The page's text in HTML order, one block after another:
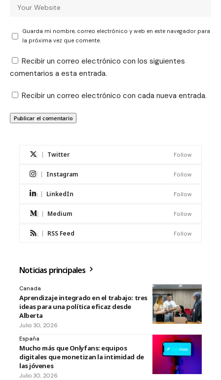
Guarda mi nombre, correo electrónico y web en este navegador para
la próxima vez que comente.
Recibir un correo electrónico con los siguientes
comentarios a esta entrada.
Recibir un correo electrónico con cada nueva entrada.
Twitter Follow
Instagram Follow
LinkedIn Follow
Medium Follow
RSS Feed Follow
Noticias principales
Canada
Aprendizaje integrado en el trabajo: tres
ideas para una política eficaz desde
Alberta
Julio 30, 2026
España
Mucho más que Onlyfans: equipos
digitales que monetizan la intimidad de
las jóvenes
Julio 30, 2026